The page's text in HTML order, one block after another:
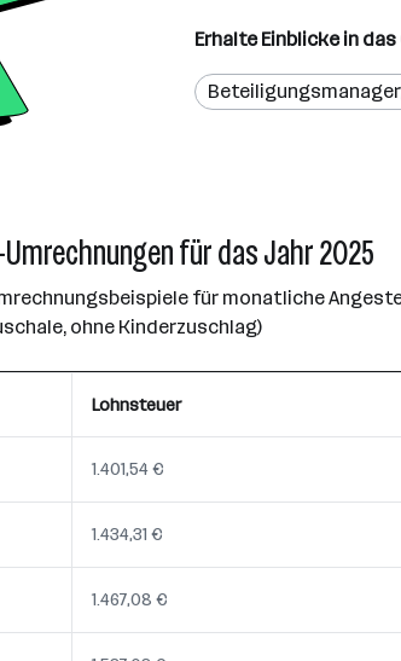
Erhalte Einblicke in
für das Jahr 2025
für monatliche
ohne Kinderzuschlag)
Lohnsteuer
1.401,54 €
1.434,31 €
1.467,08 €